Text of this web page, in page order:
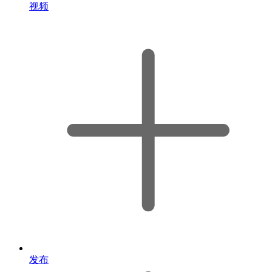
视频
发布